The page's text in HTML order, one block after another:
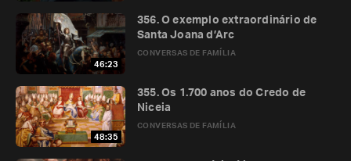
46:23
CONVERSAS DE FAMÍLIA
356. O exemplo extraordinário de
Santa Joana d’Arc
48:35
CONVERSAS DE FAMÍLIA
355. Os 1.700 anos do Credo de
Niceia